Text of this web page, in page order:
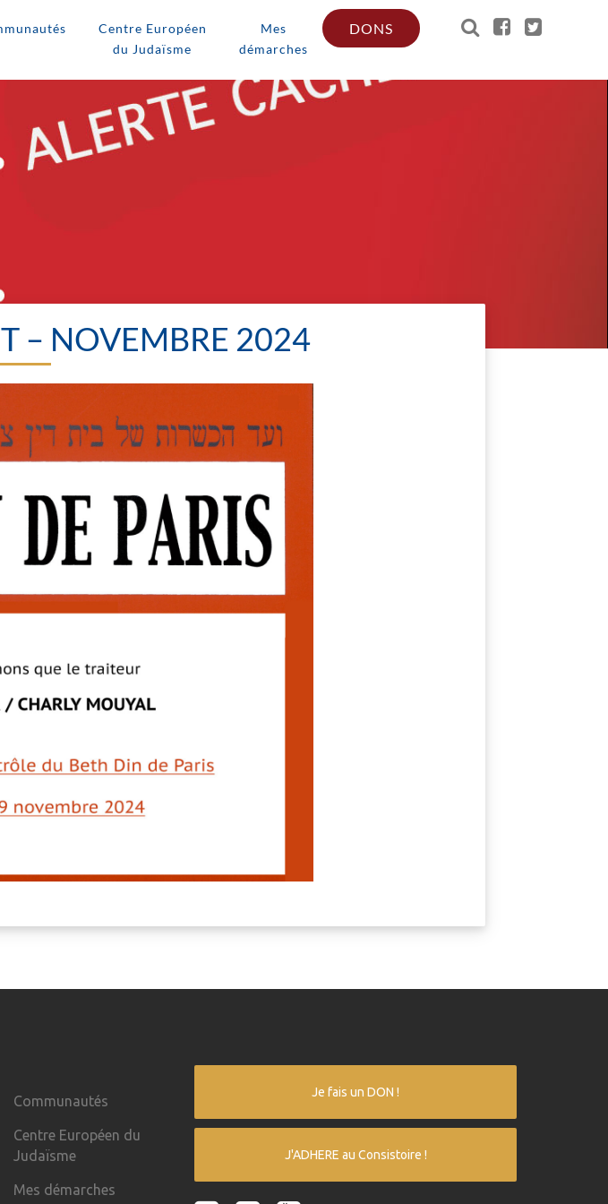
Centre Européen
du Judaïsme
Mes
démarches
DONS
– NOVEMBRE 2024
Communautés
Centre Européen du
Judaïsme
Mes démarches
Je fais un DON !
J'ADHERE au Consistoire !